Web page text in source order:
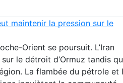
maintenir la pression sur le
Orient se poursuit. L’Iran
le détroit d’Ormuz tandis
La flambée du pétrole et